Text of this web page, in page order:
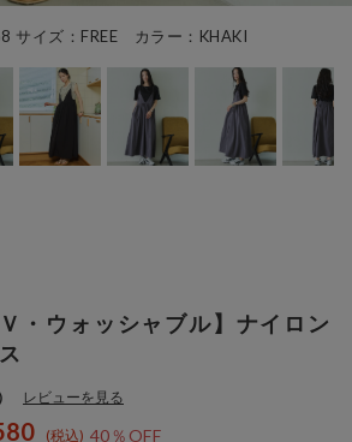
サイズ：FREE カラー：KHAKI
・ウォッシャブル】ナイロン
レビューを見る
40％OFF